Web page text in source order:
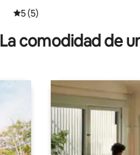
Calificación promedio: 5 de 5;
5 (5)
La comodidad de